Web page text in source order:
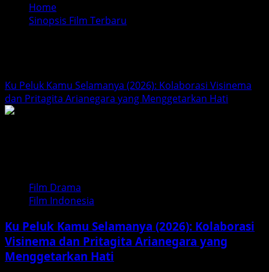
Home
Sinopsis Film Terbaru
Ku Peluk Kamu Selamanya (2026): Kolaborasi Visinema
dan Pritagita Arianegara yang Menggetarkan Hati
Film Drama
Film Indonesia
Ku Peluk Kamu Selamanya (2026): Kolaborasi
Visinema dan Pritagita Arianegara yang
Menggetarkan Hati